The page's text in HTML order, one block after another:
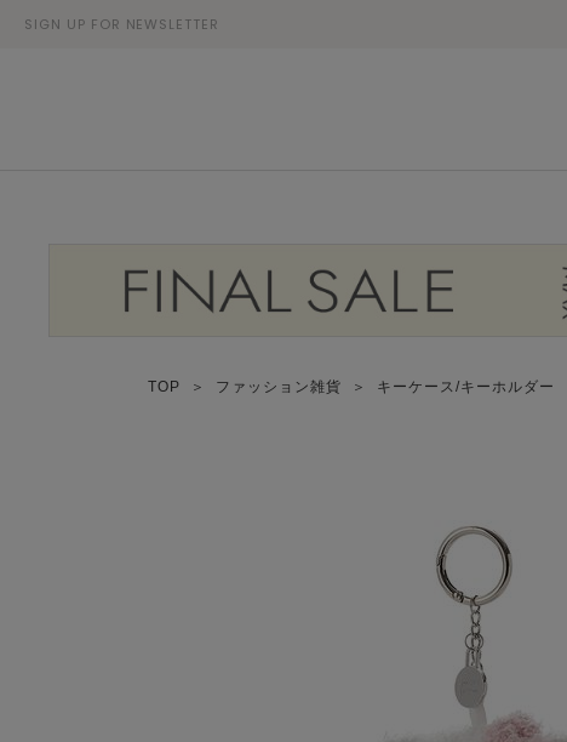
SIGN UP FOR NEWSLETTER
TOP ＞ ファッション雑貨 ＞ キーケース/キーホルダー